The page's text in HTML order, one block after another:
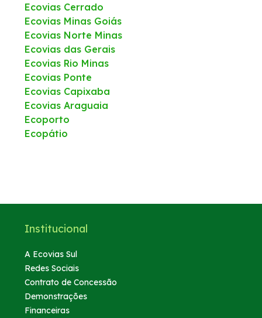
Ecovias Cerrado
Ecovias Minas Goiás
Ecovias Norte Minas
Ecovias das Gerais
Ecovias Rio Minas
Ecovias Ponte
Ecovias Capixaba
Ecovias Araguaia
Ecoporto
Ecopátio
Institucional
A Ecovias Sul
Redes Sociais
Contrato de Concessão
Demonstrações
Financeiras